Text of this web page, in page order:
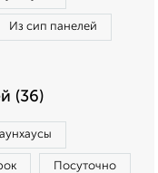
Из сип панелей
(36)
Посуточно